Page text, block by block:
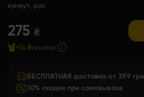
кунжут, рис
275 ₴
+14 ₴кешбек
БЕСПЛАТНАЯ доставка от 399 грн
10% скидки при самовывозе